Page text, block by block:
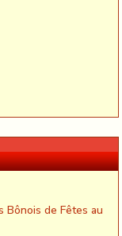
Bônois de Fêtes au